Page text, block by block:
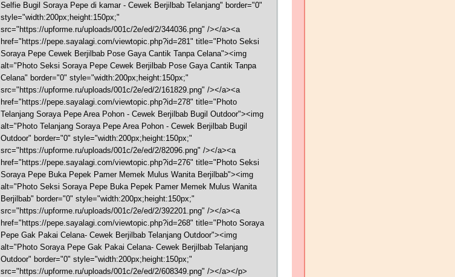
Selfie Bugil Soraya Pepe di kamar - Cewek Berjilbab Telanjang" border="0"
style="width:200px;height:150px;"
src="https://upforme.ru/uploads/001c/2e/ed/2/344036.png" /></a><a
href="https://pepe.sayalagi.com/viewtopic.php?id=281" title="Photo Seksi
Soraya Pepe Cewek Berjilbab Pose Gaya Cantik Tanpa Celana"><img
alt="Photo Seksi Soraya Pepe Cewek Berjilbab Pose Gaya Cantik Tanpa
Celana" border="0" style="width:200px;height:150px;"
src="https://upforme.ru/uploads/001c/2e/ed/2/161829.png" /></a><a
href="https://pepe.sayalagi.com/viewtopic.php?id=278" title="Photo
Telanjang Soraya Pepe Area Pohon - Cewek Berjilbab Bugil Outdoor"><img
alt="Photo Telanjang Soraya Pepe Area Pohon - Cewek Berjilbab Bugil
Outdoor" border="0" style="width:200px;height:150px;"
src="https://upforme.ru/uploads/001c/2e/ed/2/82096.png" /></a><a
href="https://pepe.sayalagi.com/viewtopic.php?id=276" title="Photo Seksi
Soraya Pepe Buka Pepek Pamer Memek Mulus Wanita Berjilbab"><img
alt="Photo Seksi Soraya Pepe Buka Pepek Pamer Memek Mulus Wanita
Berjilbab" border="0" style="width:200px;height:150px;"
src="https://upforme.ru/uploads/001c/2e/ed/2/392201.png" /></a><a
href="https://pepe.sayalagi.com/viewtopic.php?id=268" title="Photo Soraya
Pepe Gak Pakai Celana- Cewek Berjilbab Telanjang Outdoor"><img
alt="Photo Soraya Pepe Gak Pakai Celana- Cewek Berjilbab Telanjang
Outdoor" border="0" style="width:200px;height:150px;"
src="https://upforme.ru/uploads/001c/2e/ed/2/608349.png" /></a></p>